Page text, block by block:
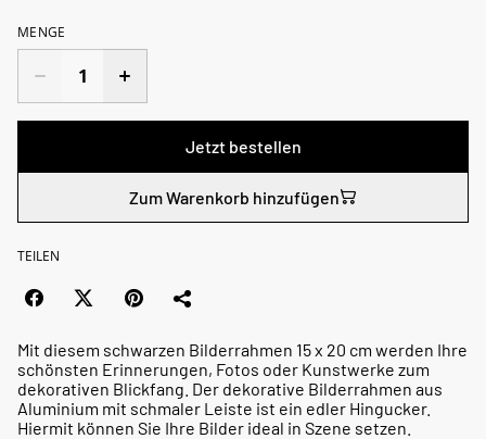
MENGE
Jetzt bestellen
Zum Warenkorb hinzufügen
TEILEN
Mit diesem schwarzen Bilderrahmen 15 x 20 cm werden Ihre
schönsten Erinnerungen, Fotos oder Kunstwerke zum
dekorativen Blickfang. Der dekorative Bilderrahmen aus
Aluminium mit schmaler Leiste ist ein edler Hingucker.
Hiermit können Sie Ihre Bilder ideal in Szene setzen.